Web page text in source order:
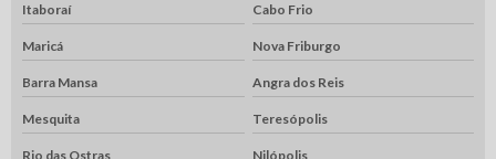
Itaboraí Cabo Frio
Maricá Nova Friburgo
Barra Mansa Angra dos Reis
Mesquita Teresópolis
Rio das Ostras Nilópolis